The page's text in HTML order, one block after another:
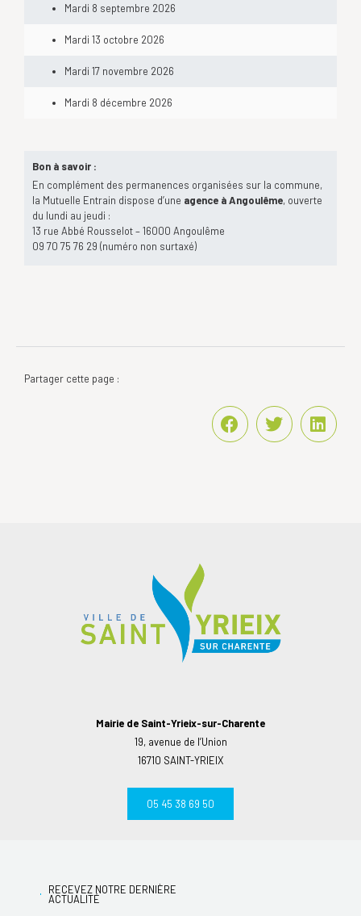
Mardi 8 septembre 2026
Mardi 13 octobre 2026
Mardi 17 novembre 2026
Mardi 8 décembre 2026
Bon à savoir :
En complément des permanences organisées sur la commune,
la Mutuelle Entrain dispose d’une agence à Angoulême, ouverte
du lundi au jeudi :
13 rue Abbé Rousselot – 16000 Angoulême
09 70 75 76 29 (numéro non surtaxé)
Partager cette page :
Mairie de Saint-Yrieix-sur-Charente
19, avenue de l’Union
16710 SAINT-YRIEIX
05 45 38 69 50
RECEVEZ NOTRE DERNIÈRE
ACTUALITÉ